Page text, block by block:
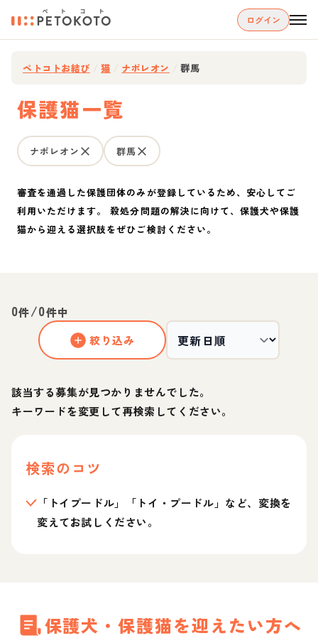
ログイン
ペトコトお結び 猫 ナポレオン 群馬
保護猫一覧
ナポレオン 群馬
審査を通過した保護団体のみが登録しているため、安心してご
利用いただけます。 殺処分問題の解決に向けて、保護犬や保護
猫から迎える選択肢をぜひご検討ください。
0件/0件中
絞り込み
該当する募集が見つかりませんでした。
キーワードを変更して再検索してください。
検索のコツ
「トイプードル」「トイ・プードル」など、変換を
変えてお試しください。
保護犬・保護猫を迎えたい方へ